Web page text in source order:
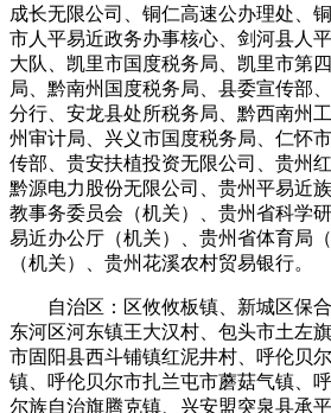
成长无限公司、铜仁高速公办理处、
市人平易近政务办事核心、剑河县人
大队、凯里市国度税务局、凯里市第
局、黔南州国度税务局、县委宣传部
分行、安龙县处所税务局、黔西南州
州审计局、兴义市国度税务局、仁怀
传部、贵安扶植投资无限公司、贵州
黔源电力股份无限公司、贵州平易近
教事务委员会（机关）、贵州省科学
易近办公厅（机关）、贵州省体育局
（机关）、贵州花溪农村贸易银行。
自治区：区攸攸板镇、新城区保合
东河区河东镇王大汉村、包头市土左
市固阳县西斗铺镇红泥井村、呼伦贝
镇、呼伦贝尔市扎兰屯市蘑菇气镇、
尔族自治旗腾克镇、兴安盟突泉县承